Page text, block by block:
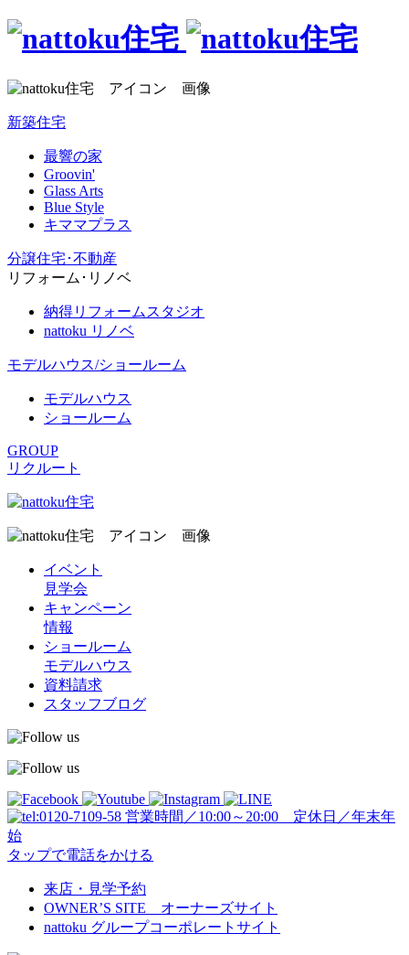
新築住宅
最響の家
Groovin'
Glass Arts
Blue Style
キママプラス
分譲住宅･不動産
リフォーム･リノベ
納得リフォームスタジオ
nattoku リノベ
モデルハウス/ショールーム
モデルハウス
ショールーム
GROUP
リクルート
イベント
見学会
キャンペーン
情報
ショールーム
モデルハウス
資料請求
スタッフブログ
営業時間／10:00～20:00 定休日／年末年
始
タップで電話をかける
来店・見学予約
OWNER’S SITE オーナーズサイト
nattoku グループコーポレートサイト